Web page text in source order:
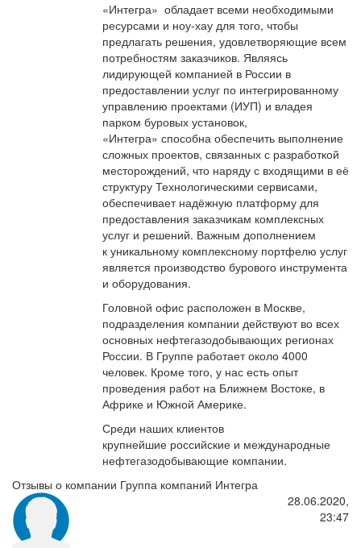
«Интегра» обладает всеми необходимыми
ресурсами и ноу-хау для того, чтобы
предлагать решения, удовлетворяющие всем
потребностям заказчиков. Являясь
лидирующей компанией в России в
предоставлении услуг по интегрированному
управлению проектами (ИУП) и владея
парком буровых установок,
«Интегра» способна обеспечить выполнение
сложных проектов, связанных с разработкой
месторождений, что наряду с входящими в её
структуру Технологическими сервисами,
обеспечивает надёжную платформу для
предоставления заказчикам комплексных
услуг и решений. Важным дополнением
к уникальному комплексному портфелю услуг
является производство бурового инструмента
и оборудования.
Головной офис расположен в Москве,
подразделения компании действуют во всех
основных нефтегазодобывающих регионах
России. В Группе работает около 4000
человек. Кроме того, у нас есть опыт
проведения работ на Ближнем Востоке, в
Африке и Южной Америке.
Среди наших клиентов
крупнейшие российские и международные
нефтегазодобывающие компании.
Отзывы о компании Группа компаний Интегра
28.06.2020,
23:47